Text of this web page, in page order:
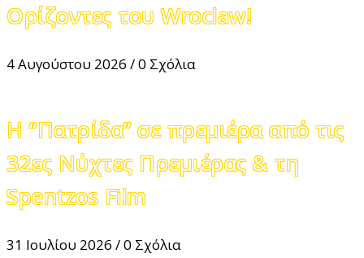
Ορίζοντες του Wroclaw!
4 Αυγούστου 2026 /0 Σχόλια
Η “Πατρίδα” σε πρεμιέρα από τις
32ες Νύχτες Πρεμιέρας & τη
Spentzos Film
31 Ιουλίου 2026 /0 Σχόλια